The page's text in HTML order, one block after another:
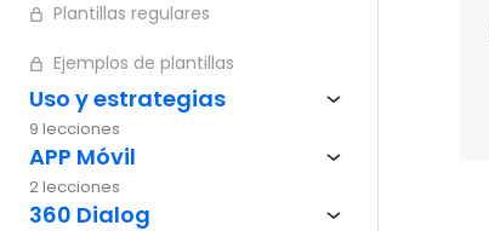
Plantillas regulares
Ejemplos de plantillas
Uso y estrategias
9 lecciones
APP Móvil
2 lecciones
360 Dialog